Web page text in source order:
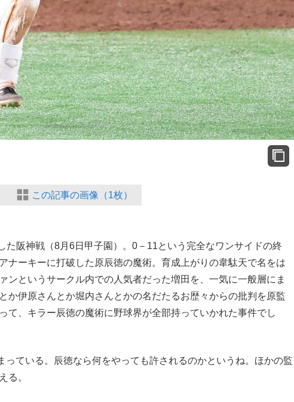
この記事の画像（1枚）
阪神戦（8月6日甲子園）。0－11という完全なワンサイドの終
ナーキーに打破した原辰徳の魔術。育成上がりの韋駄天で名をは
ンというサークル内での人気者だった増田を、一気に一般層にま
か伊原さんとか堀内さんとかの名だたるお歴々からの批判を原監
て、キラー辰徳の魔術に野球界が全部持っていかれた事件でし
ている。辰徳なら何をやっても許されるのかというね。ほかの監
る。